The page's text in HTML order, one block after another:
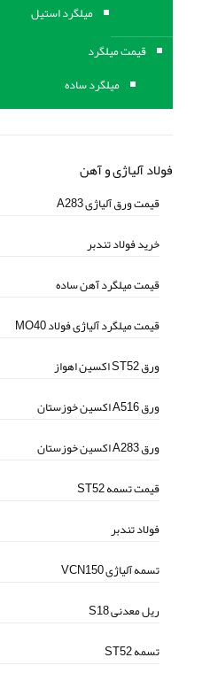
میلگرد استیل
قیمت میلگرد
میلگرد ساده
فولاد آلیاژی و آهن
قیمت ورق آلیاژی A283
خرید فولاد تندبر
قیمت میلگرد آهن ساده
قیمت میلگرد آلیاژی فولاد MO40
ورق ST52 اکسین اهواز
ورق A516 اکسین خوزستان
ورق A283 اکسین خوزستان
قیمت تسمه ST52
فولاد تندبر
تسمه آلیاژی VCN150
ریل معدنی S18
تسمه ST52